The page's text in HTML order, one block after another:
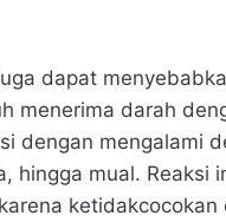
dapat
menerima darah
dengan mengalami
hingga mual. Reaksi
ketidakcocokan